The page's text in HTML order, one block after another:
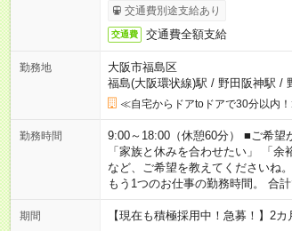
交通費別途支給あり
交通費 交通費全額支給
勤務地
大阪市福島区
福島(大阪環状線)駅 / 野田阪神駅 /
≪自宅からドアtoドアで30分以内
勤務時間
9:00～18:00（休憩60分） ■ご希望
「家族と休みを合わせたい」 「
など、ご希望を教えてくださいね
もう1つのお仕事の勤務時間。 合
期間 【現在も積極採用中！急募！】2